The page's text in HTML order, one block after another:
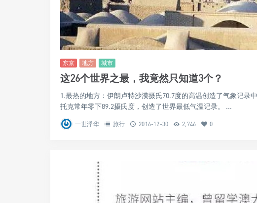
东京 地方 城市
这26个世界之最，我竟然只知道3个？
1.最热的地方：伊朗卢特沙漠摄氏70.7度的高温创造了气象记
托克常年零下89.2摄氏度，创造了世界最低气温记录。 ...
一世浮华 旅行 2016-12-30 2,746 0